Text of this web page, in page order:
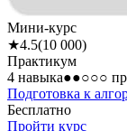
Мини-курс
★4.5(10 000)
Практикум
4 навыка●●○○○
Подготовка к
Бесплатно
Пройти курс